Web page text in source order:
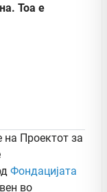
Тоа е
на Проектот за
Фондацијата
во